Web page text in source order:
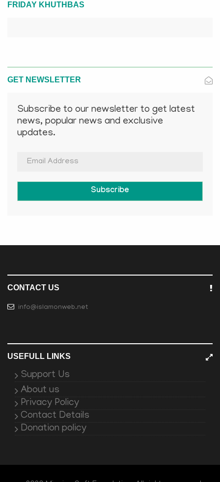
FRIDAY KHUTHBAS
GET NEWSLETTER
Subscribe to our newsletter to get latest
news, popular news and exclusive
updates.
Subscribe
CONTACT US
info@islamonweb.net
USEFULL LINKS
Support Us
About us
Privacy Policy
Contact Details
Donation policy